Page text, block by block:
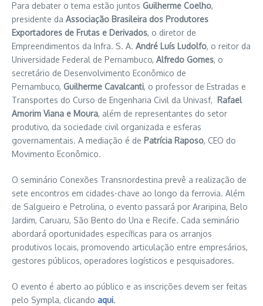
Para debater o tema estão juntos Guilherme Coelho,
presidente da Associação Brasileira dos Produtores
Exportadores de Frutas e Derivados, o diretor de
Empreendimentos da Infra. S. A. André Luís Ludolfo, o reitor da
Universidade Federal de Pernambuco, Alfredo Gomes, o
secretário de Desenvolvimento Econômico de
Pernambuco, Guilherme Cavalcanti, o professor de Estradas e
Transportes do Curso de Engenharia Civil da Univasf, Rafael
Amorim Viana e Moura, além de representantes do setor
produtivo, da sociedade civil organizada e esferas
governamentais. A mediação é de Patrícia Raposo, CEO do
Movimento Econômico.
O seminário Conexões Transnordestina prevê a realização de
sete encontros em cidades-chave ao longo da ferrovia. Além
de Salgueiro e Petrolina, o evento passará por Araripina, Belo
Jardim, Caruaru, São Bento do Una e Recife. Cada seminário
abordará oportunidades específicas para os arranjos
produtivos locais, promovendo articulação entre empresários,
gestores públicos, operadores logísticos e pesquisadores.
O evento é aberto ao público e as inscrições devem ser feitas
pelo Sympla, clicando aqui.